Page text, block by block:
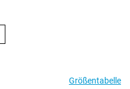
Größentabelle